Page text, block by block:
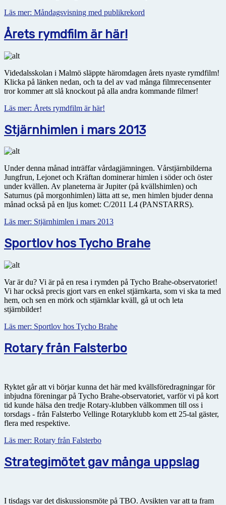
Läs mer: Måndagsvisning med publikrekord
Årets rymdfilm är här!
Videdalsskolan i Malmö släppte häromdagen årets nyaste rymdfilm!
Klicka på länken nedan, och ta del av vad många filmrecensenter
tror kommer att slå knockout på alla andra kommande filmer!
Läs mer: Årets rymdfilm är här!
Stjärnhimlen i mars 2013
Under denna månad inträffar vårdagjämningen. Vårstjärnbilderna
Jungfrun, Lejonet och Kräftan dominerar himlen i söder och öster
under kvällen. Av planeterna är Jupiter (på kvällshimlen) och
Saturnus (på morgonhimlen) lätta att se, men himlen bjuder denna
månad också på en ljus komet: C/2011 L4 (PANSTARRS).
Läs mer: Stjärnhimlen i mars 2013
Sportlov hos Tycho Brahe
Var är du? Vi är på en resa i rymden på Tycho Brahe-observatoriet!
Vi har också precis gjort vars en enkel stjärnkarta, som vi ska ta med
hem, och sen en mörk och stjärnklar kväll, gå ut och leta
stjärnbilder!
Läs mer: Sportlov hos Tycho Brahe
Rotary från Falsterbo
Ryktet går att vi börjar kunna det här med kvällsföredragningar för
inbjudna föreningar på Tycho Brahe-observatoriet, varför vi på kort
tid kunde hälsa den tredje Rotary-klubben välkommen till oss i
torsdags - från Falsterbo Vellinge Rotaryklubb kom ett 25-tal gäster,
flera med respektive.
Läs mer: Rotary från Falsterbo
Strategimötet gav många uppslag
I tisdags var det diskussionsmöte på TBO. Avsikten var att ta fram